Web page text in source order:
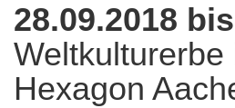
28.09.2018
Hexagon